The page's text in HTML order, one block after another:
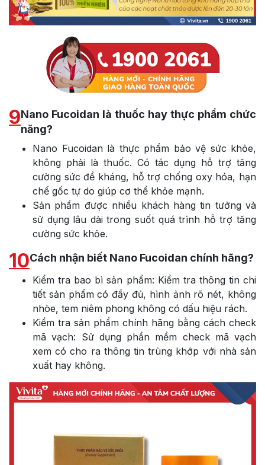
9Nano Fucoidan là thuốc hay thực phẩm chức
năng?
Nano Fucoidan là thực phẩm bảo vệ sức khỏe,
không phải là thuốc. Có tác dụng hỗ trợ tăng
cường sức đề kháng, hỗ trợ chống oxy hóa, hạn
chế gốc tự do giúp cơ thể khỏe mạnh.
Sản phẩm được nhiều khách hàng tin tưởng và
sử dụng lâu dài trong suốt quá trình hỗ trợ tăng
cường sức khỏe.
10Cách nhận biết Nano Fucoidan chính hãng?
Kiểm tra bao bì sản phẩm: Kiểm tra thông tin chi
tiết sản phẩm có đầy đủ, hình ảnh rõ nét, không
nhòe, tem niêm phong không có dấu hiệu rách.
Kiểm tra sản phẩm chính hãng bằng cách check
mã vạch: Sử dụng phần mềm check mã vạch
xem có cho ra thông tin trùng khớp với nhà sản
xuất hay không.